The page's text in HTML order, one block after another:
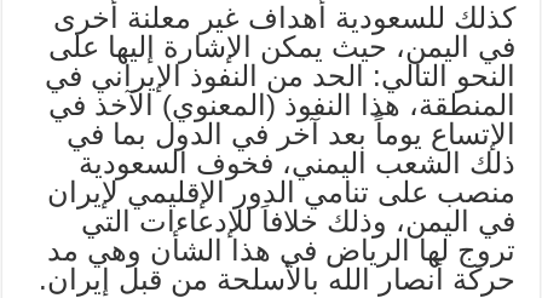
كذلك للسعودية أهداف غير معلنة أخرى
في اليمن، حيث يمكن الإشارة إليها على
النحو التالي: الحد من النفوذ الإيراني في
المنطقة، هذا النفوذ (المعنوي) الآخذ في
الإتساع يوماً بعد آخر في الدول بما في
ذلك الشعب اليمني، فخوف السعودية
منصب على تنامي الدور الإقليمي لإيران
في اليمن، وذلك خلافاَ للإدعاءات التي
تروج لها الرياض في هذا الشأن وهي مد
حركة أنصار الله بالأسلحة من قبل إيران.